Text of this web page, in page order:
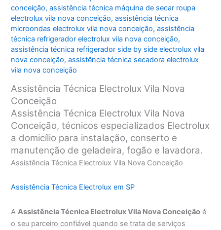
conceição,assistência técnica máquina de secar roupa
electrolux vila nova conceição,assistência técnica
microondas electrolux vila nova conceição,assistência
técnica refrigerador electrolux vila nova conceição,
assistência técnica refrigerador side by side electrolux vila
nova conceição,assistência técnica secadora electrolux
vila nova conceição
Assistência Técnica Electrolux Vila Nova
Conceição
Assistência Técnica Electrolux Vila Nova
Conceição, técnicos especializados Electrolux
a domicílio para instalação, conserto e
manutenção de geladeira, fogão e lavadora.
Assistência Técnica Electrolux Vila Nova Conceição
Assistência Técnica Electrolux em SP
AAssistência Técnica Electrolux Vila Nova Conceição é
o seu parceiro confiável quando se trata de serviços